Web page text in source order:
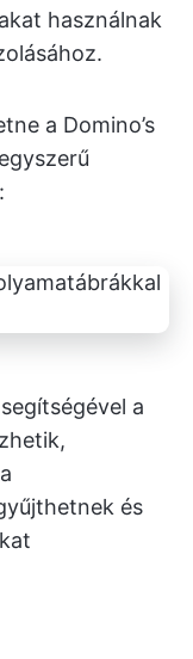
használnak
a Domino’s
a
és